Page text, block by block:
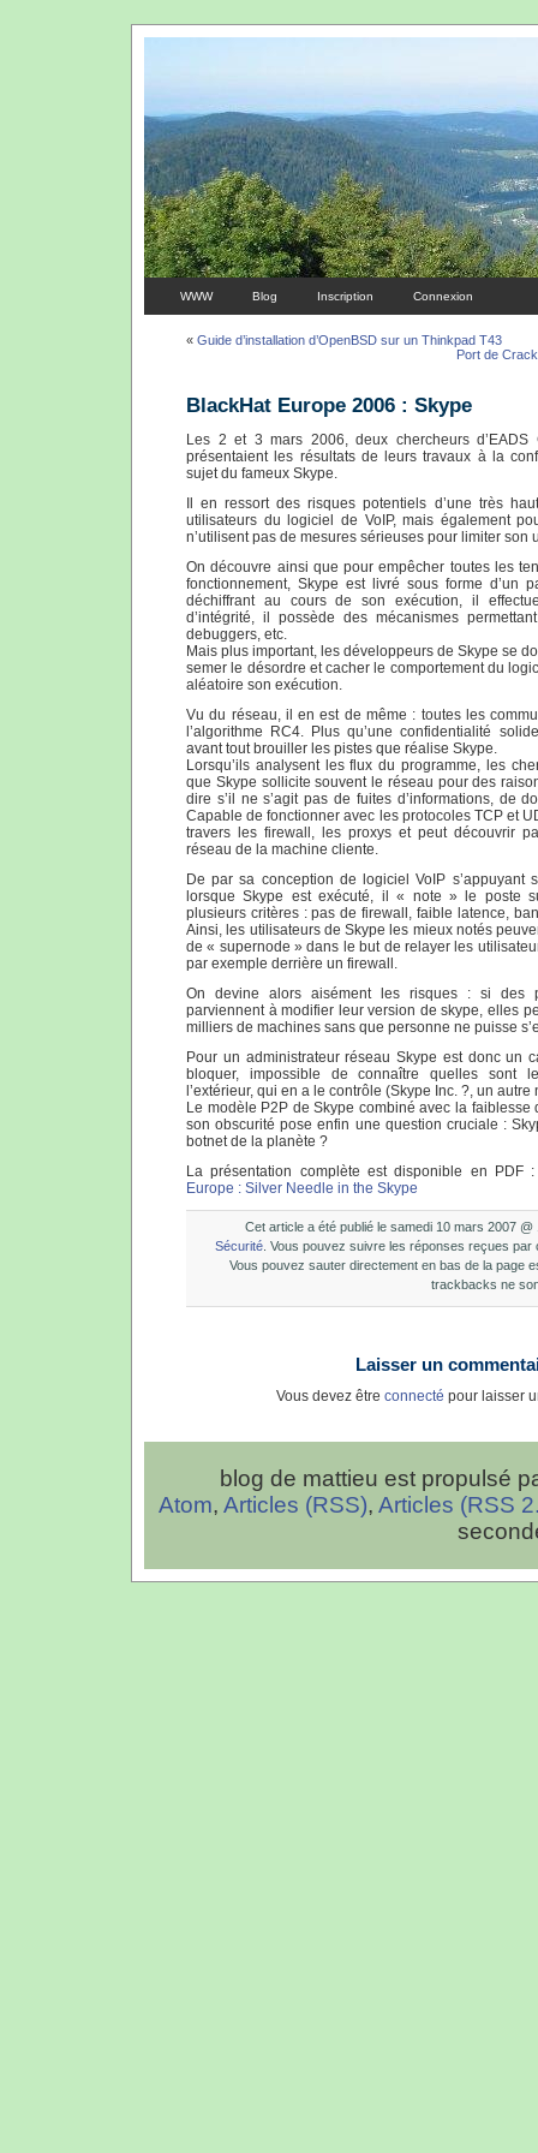
WWW Blog Inscription Connexion
« Guide d’installation d’OpenBSD sur un Thinkpad T43
Port de
BlackHat Europe 2006 : Skype
Les 2 et 3 mars 2006, deux chercheurs d’EADS
présentaient les résultats de leurs travaux à la
sujet du fameux Skype.
Il en ressort des risques potentiels d’une très
utilisateurs du logiciel de VoIP, mais également
n’utilisent pas de mesures sérieuses pour limiter son
On découvre ainsi que pour empêcher toutes les
fonctionnement, Skype est livré sous forme d’un
déchiffrant au cours de son exécution, il
d’intégrité, il possède des mécanismes
debuggers, etc.
Mais plus important, les développeurs de Skype se
semer le désordre et cacher le comportement du
aléatoire son exécution.
Vu du réseau, il en est de même : toutes les
l’algorithme RC4. Plus qu’une confidentialité
avant tout brouiller les pistes que réalise Skype.
Lorsqu’ils analysent les flux du programme, les
que Skype sollicite souvent le réseau pour des
dire s’il ne s’agit pas de fuites d’informations, de
Capable de fonctionner avec les protocoles TCP et
travers les firewall, les proxys et peut découvrir
réseau de la machine cliente.
De par sa conception de logiciel VoIP s’appuyant
lorsque Skype est exécuté, il « note » le poste
plusieurs critères : pas de firewall, faible latence,
Ainsi, les utilisateurs de Skype les mieux notés
de « supernode » dans le but de relayer les
par exemple derrière un firewall.
On devine alors aisément les risques : si des
parviennent à modifier leur version de skype, elles
milliers de machines sans que personne ne puisse
Pour un administrateur réseau Skype est donc un
bloquer, impossible de connaître quelles sont
l’extérieur, qui en a le contrôle (Skype Inc. ?, un
Le modèle P2P de Skype combiné avec la
son obscurité pose enfin une question cruciale :
botnet de la planète ?
La présentation complète est disponible en PDF
Europe : Silver Needle in the Skype
Cet article a été publié le samedi 10 mars 2007
Sécurité . Vous pouvez suivre les réponses reçues
Vous pouvez sauter directement en bas de la page
trackbacks ne
Laisser un
Vous devez être connecté pour laisser
blog de mattieu est propulsé
Atom, Articles (RSS), Articles (RSS